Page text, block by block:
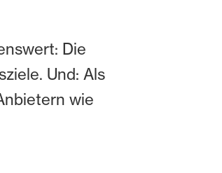
Die
Und: Als
wie